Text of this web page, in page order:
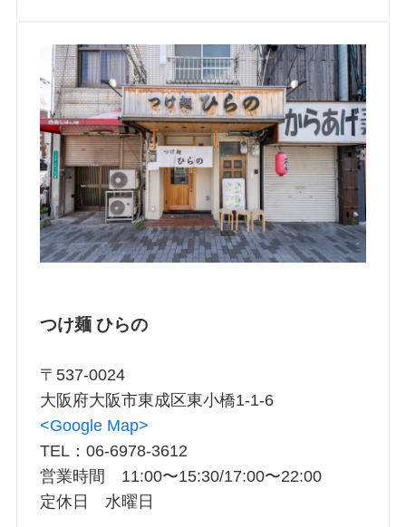
つけ麺 ひらの
〒537-0024
大阪府大阪市東成区東小橋1-1-6
<Google Map>
TEL：06-6978-3612
営業時間 11:00〜15:30/17:00〜22:00
定休日 水曜日